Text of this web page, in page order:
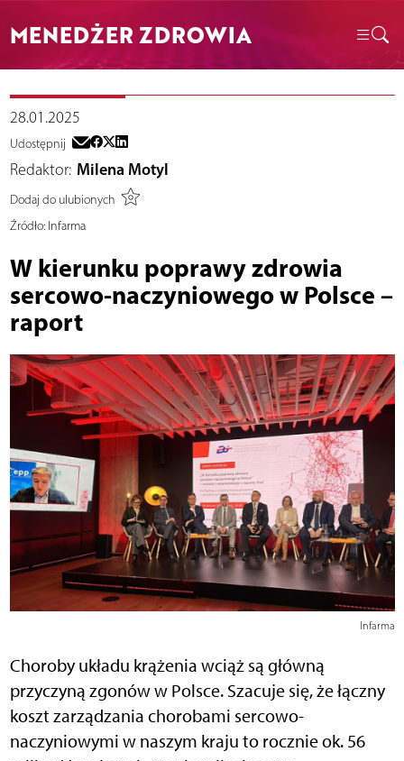
MENEDŻER ZDROWIA
28.01.2025
Udostępnij
Redaktor: Milena Motyl
Dodaj do ulubionych
Źródło:Infarma
W kierunku poprawy zdrowia
sercowo-naczyniowego w Polsce –
raport
Infarma
Choroby układu krążenia wciąż są główną
przyczyną zgonów w Polsce. Szacuje się, że łączny
koszt zarządzania chorobami sercowo-
naczyniowymi w naszym kraju to rocznie ok. 56